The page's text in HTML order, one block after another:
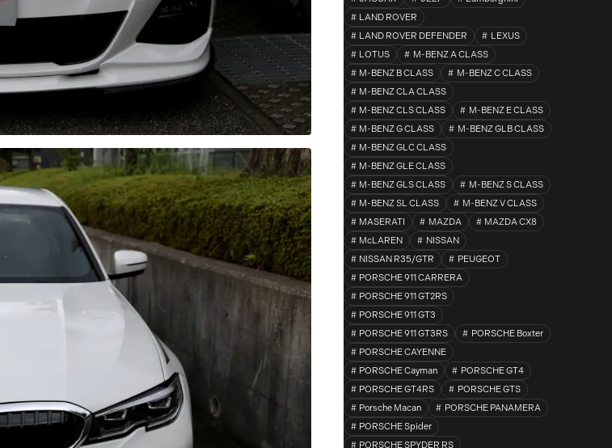
LAND ROVER
LAND ROVER DEFENDER
LEXUS
LOTUS
M-BENZ A CLASS
M-BENZ B CLASS
M-BENZ C CLASS
M-BENZ CLA CLASS
M-BENZ CLS CLASS
M-BENZ E CLASS
M-BENZ G CLASS
M-BENZ GLB CLASS
M-BENZ GLC CLASS
M-BENZ GLE CLASS
M-BENZ GLS CLASS
M-BENZ S CLASS
M-BENZ SL CLASS
M-BENZ V CLASS
MASERATI
MAZDA
MAZDA CX8
McLAREN
NISSAN
NISSAN R35/GTR
PEUGEOT
PORSCHE 911 CARRERA
PORSCHE 911 GT2RS
PORSCHE 911 GT3
PORSCHE 911 GT3RS
PORSCHE Boxter
PORSCHE CAYENNE
PORSCHE Cayman
PORSCHE GT4
PORSCHE GT4RS
PORSCHE GTS
Porsche Macan
PORSCHE PANAMERA
PORSCHE Spider
PORSCHE SPYDER RS